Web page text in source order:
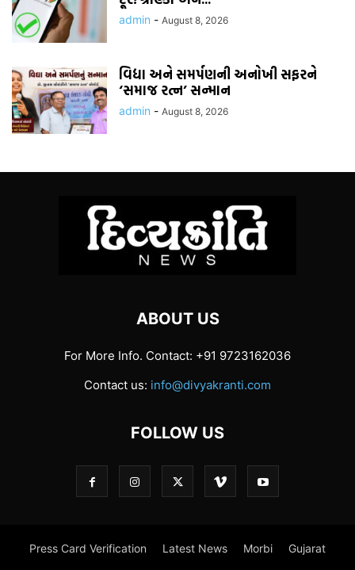
admin - August 8, 2026
વિદ્યા અને સમર્પણની અનોખી સફરને
‘સમાજ રત્ન’ સન્માન
admin - August 8, 2026
ABOUT US
For More Info. Contact: +91 9723162036
Contact us: info@divyakranti.com
FOLLOW US
Press Card Verification Latest News Morbi Gujarat